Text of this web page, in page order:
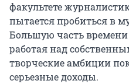
факультете
пытается пробиться в
Большую часть времени
работая над
творческие амбиции
серьезные доходы.